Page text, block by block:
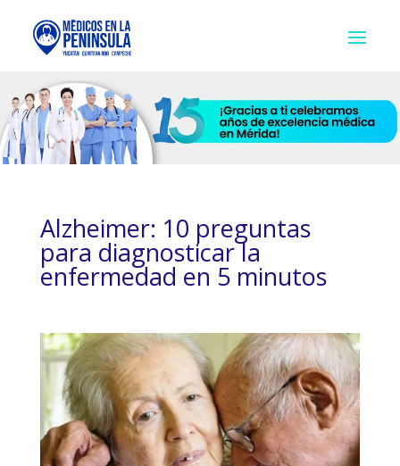
Alzheimer: 10 preguntas
para diagnosticar la
enfermedad en 5 minutos